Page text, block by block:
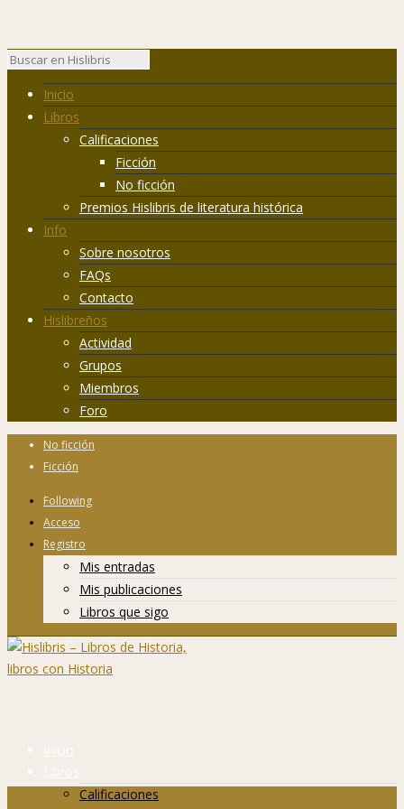
Inicio
Libros
Calificaciones
Ficción
No ficción
Premios Hislibris de literatura histórica
Info
Sobre nosotros
FAQs
Contacto
Hislibreños
Actividad
Grupos
Miembros
Foro
No ficción
Ficción
Following
Acceso
Registro
Mis entradas
Mis publicaciones
Libros que sigo
Inicio
Libros
Calificaciones